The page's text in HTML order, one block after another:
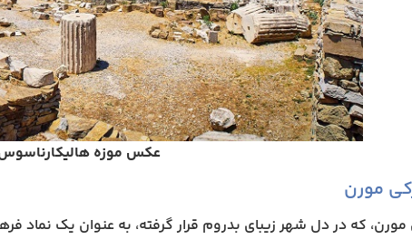
عکس موزه
مورن
مورن، که در دل شهر زیبای بدروم قرار گرفته، به عنوان یک